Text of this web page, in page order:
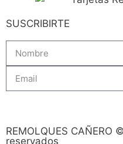
SUSCRIBIRTE
REMOLQUES
reservados